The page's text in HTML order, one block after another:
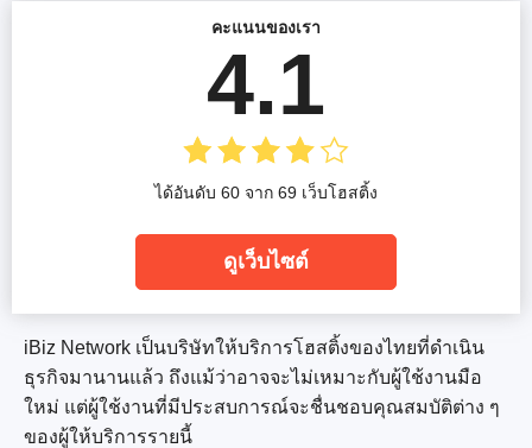
iBiz Network เป็นบริษัทให้บริการโฮสติ้งของไทยที่ดำเนิน
ธุรกิจมานานแล้ว ถึงแม้ว่าอาจจะไม่เหมาะกับผู้ใช้งานมือ
ใหม่ แต่ผู้ใช้งานที่มีประสบการณ์จะชื่นชอบคุณสมบัติต่าง ๆ
ของผู้ให้บริการรายนี้
คะแนนของเรา
4.1
ได้อันดับ 60 จาก 69 เว็บโฮสติ้ง
ดูเว็บไซต์